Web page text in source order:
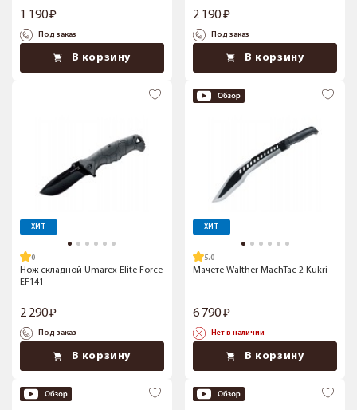
1 190
Под заказ
В корзину
2 190
Под заказ
В корзину
ХИТ
Нож складной Umarex Elite Force
EF141
2 290
Под заказ
В корзину
ХИТ
5.0
Мачете Walther MachTac 2 Kukri
6 790
Нет в наличии
В корзину